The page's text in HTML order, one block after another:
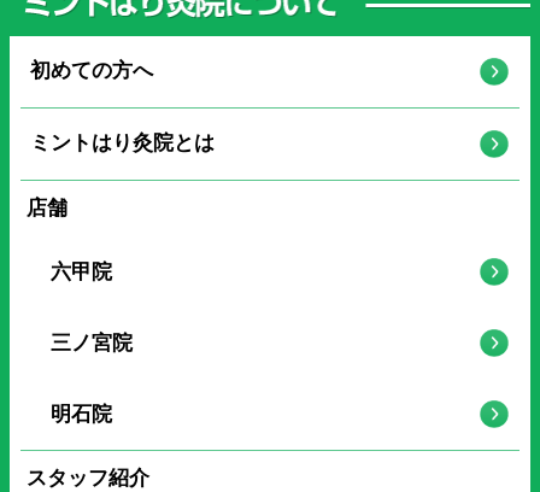
初めての方へ
ミントはり灸院とは
店舗
六甲院
三ノ宮院
明石院
スタッフ紹介